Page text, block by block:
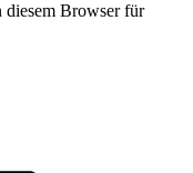
diesem Browser für